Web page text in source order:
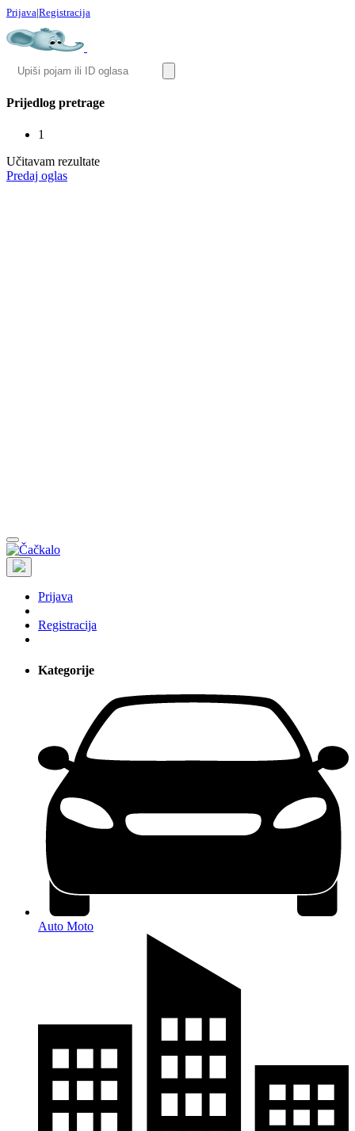
Prijava|Registracija
Prijedlog pretrage
1
Učitavam rezultate
Predaj oglas
Prijava
Registracija
Kategorije
Auto Moto